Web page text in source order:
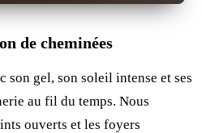
de cheminées
son gel, son soleil intense et ses
au fil du temps. Nous
ouverts et les foyers